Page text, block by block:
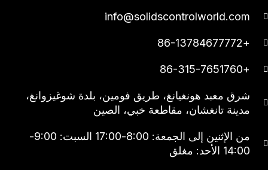
info@solidscontrolworld.com
+86-13784677772
+86-315-7651760
شرق معبد هونغيانغ، طريق فومين، بلدة شوغيزوانغ،
مدينة تانغشان، مقاطعة خبي، الصين
من الإثنين إلى الجمعة: 8:00-17:00 السبت: 9:00-
14:00 الأحد: مغلق